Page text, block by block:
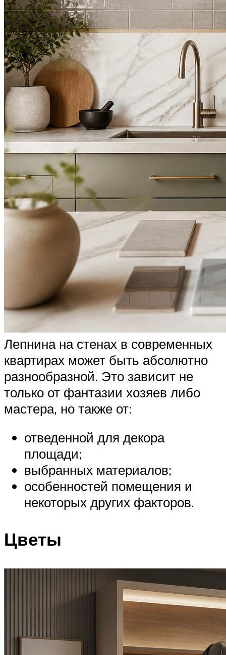
Лепнина на стенах в современных
квартирах может быть абсолютно
разнообразной. Это зависит не
только от фантазии хозяев либо
мастера, но также от:
отведенной для декора
площади;
выбранных материалов;
особенностей помещения и
некоторых других факторов.
Цветы